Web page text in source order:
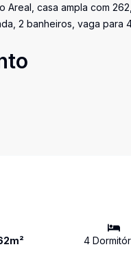
casa ampla com
2 banheiros, vaga
m² 4